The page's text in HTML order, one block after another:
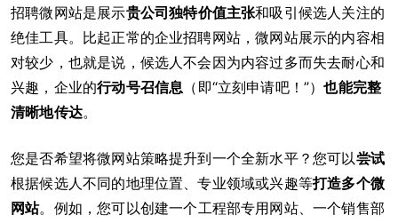
招聘微网站是展示贵公司独特价值主张和吸引候选人关注的
绝佳工具。比起正常的企业招聘网站，微网站展示的内容相
对较少，也就是说，候选人不会因为内容过多而失去耐心和
兴趣，企业的行动号召信息 （即“立刻申请吧！”）也能完整
清晰地传达。
您是否希望将微网站策略提升到一个全新水平？您可以尝试
根据候选人不同的地理位置、专业领域或兴趣等打造多个微
网站。例如，您可以创建一个工程部专用网站、一个销售部